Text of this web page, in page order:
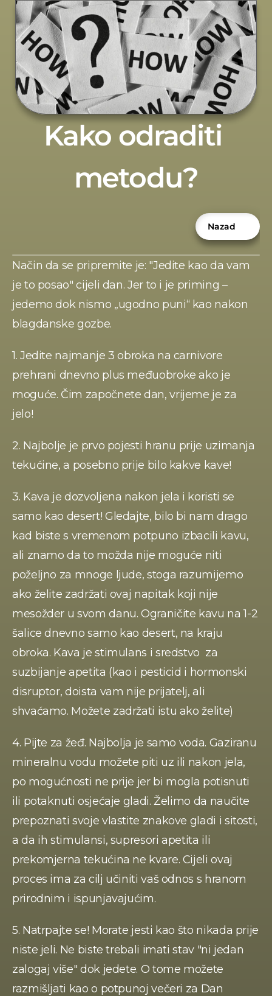
Kako odraditi
metodu?
Nazad
Način da se pripremite je: "Jedite kao da vam
je to posao" cijeli dan. Jer to i je priming –
jedemo dok nismo „ugodno puni“ kao nakon
blagdanske gozbe.
1. Jedite najmanje 3 obroka na carnivore
prehrani dnevno plus međuobroke ako je
moguće. Čim započnete dan, vrijeme je za
jelo!
2. Najbolje je prvo pojesti hranu prije uzimanja
tekućine, a posebno prije bilo kakve kave!
3. Kava je dozvoljena nakon jela i koristi se
samo kao desert! Gledajte, bilo bi nam drago
kad biste s vremenom potpuno izbacili kavu,
ali znamo da to možda nije moguće niti
poželjno za mnoge ljude, stoga razumijemo
ako želite zadržati ovaj napitak koji nije
mesožder u svom danu. Ograničite kavu na 1-2
šalice dnevno samo kao desert, na kraju
obroka. Kava je stimulans i sredstvo  za
suzbijanje apetita (kao i pesticid i hormonski
disruptor, doista vam nije prijatelj, ali
shvaćamo. Možete zadržati istu ako želite)
4. Pijte za žeđ. Najbolja je samo voda. Gaziranu
mineralnu vodu možete piti uz ili nakon jela,
po mogućnosti ne prije jer bi mogla potisnuti
ili potaknuti osjećaje gladi. Želimo da naučite
prepoznati svoje vlastite znakove gladi i sitosti,
a da ih stimulansi, supresori apetita ili
prekomjerna tekućina ne kvare. Cijeli ovaj
proces ima za cilj učiniti vaš odnos s hranom
prirodnim i ispunjavajućim.
5. Natrpajte se! Morate jesti kao što nikada prije
niste jeli. Ne biste trebali imati stav "ni jedan
zalogaj više" dok jedete. O tome možete
razmišljati kao o potpunoj večeri za Dan